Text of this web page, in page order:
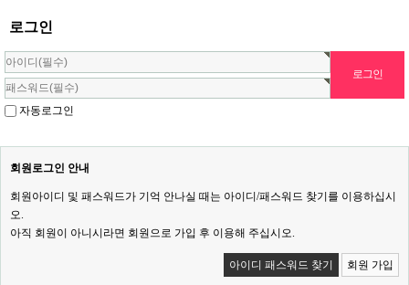
로그인
자동로그인
회원로그인 안내
회원아이디 및 패스워드가 기억 안나실 때는 아이디/패스워드 찾기를 이용하십시
오.
아직 회원이 아니시라면 회원으로 가입 후 이용해 주십시오.
아이디 패스워드 찾기 회원 가입